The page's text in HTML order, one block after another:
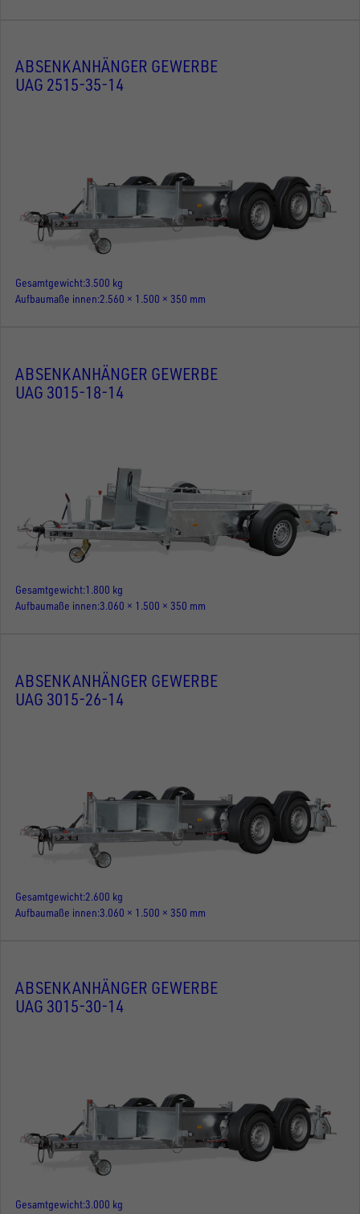
ABSENKANHÄNGER GEWERBE
UAG 2515-35-14
Gesamtgewicht3.500 kg
Aufbaumaße innen 2.560 × 1.500 × 350 mm
ABSENKANHÄNGER GEWERBE
UAG 3015-18-14
Gesamtgewicht 1.800 kg
Aufbaumaße innen 3.060 × 1.500 × 350 mm
ABSENKANHÄNGER GEWERBE
UAG 3015-26-14
Gesamtgewicht2.600 kg
Aufbaumaße innen 3.060 × 1.500 × 350 mm
ABSENKANHÄNGER GEWERBE
UAG 3015-30-14
Gesamtgewicht3.000 kg